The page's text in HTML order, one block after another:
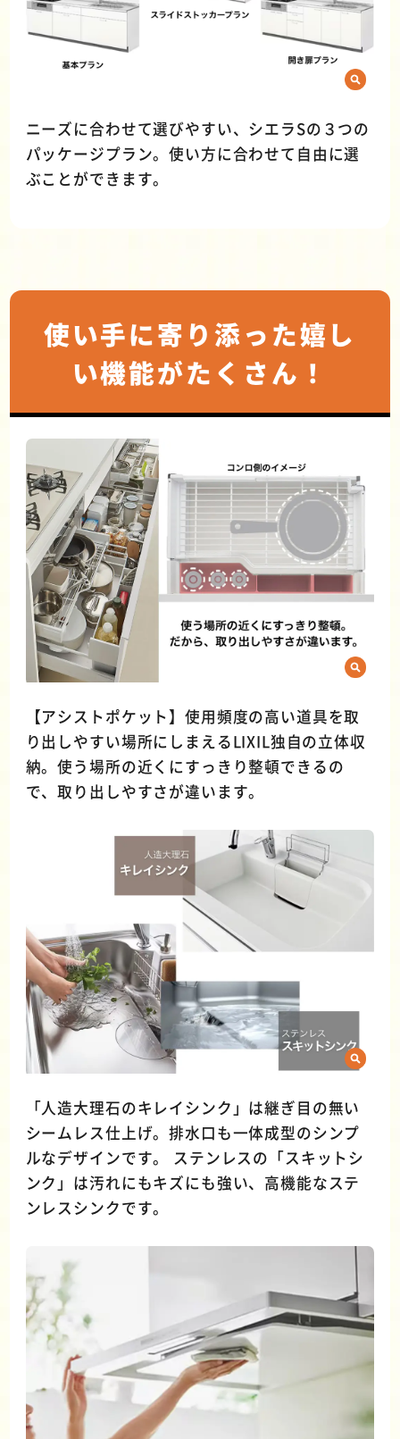
ニーズに合わせて選びやすい、シエラSの３つの
パッケージプラン。使い方に合わせて自由に選
ぶことができます。
使い手に寄り添った嬉し
い機能がたくさん！
【アシストポケット】使用頻度の高い道具を取
り出しやすい場所にしまえるLIXIL独自の立体収
納。使う場所の近くにすっきり整頓できるの
で、取り出しやすさが違います。
「人造大理石のキレイシンク」は継ぎ目の無い
シームレス仕上げ。排水口も一体成型のシンプ
ルなデザインです。 ステンレスの「スキットシ
ンク」は汚れにもキズにも強い、高機能なステ
ンレスシンクです。